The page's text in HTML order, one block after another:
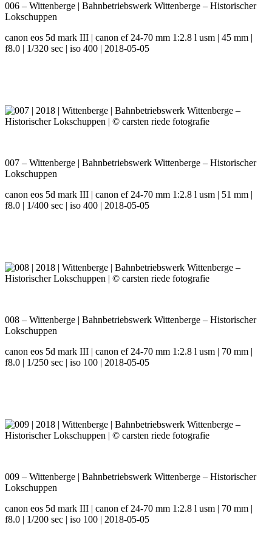
006 – Wittenberge | Bahnbetriebswerk Wittenberge – Historischer
Lokschuppen
canon eos 5d mark III | canon ef 24-70 mm 1:2.8 l usm | 45 mm |
f8.0 | 1/320 sec | iso 400 | 2018-05-05
007 – Wittenberge | Bahnbetriebswerk Wittenberge – Historischer
Lokschuppen
canon eos 5d mark III | canon ef 24-70 mm 1:2.8 l usm | 51 mm |
f8.0 | 1/400 sec | iso 400 | 2018-05-05
008 – Wittenberge | Bahnbetriebswerk Wittenberge – Historischer
Lokschuppen
canon eos 5d mark III | canon ef 24-70 mm 1:2.8 l usm | 70 mm |
f8.0 | 1/250 sec | iso 100 | 2018-05-05
009 – Wittenberge | Bahnbetriebswerk Wittenberge – Historischer
Lokschuppen
canon eos 5d mark III | canon ef 24-70 mm 1:2.8 l usm | 70 mm |
f8.0 | 1/200 sec | iso 100 | 2018-05-05